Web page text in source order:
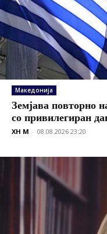
Македонија
Земјава повторно
со привилегиран
XH M - 08.08.2026 23:20